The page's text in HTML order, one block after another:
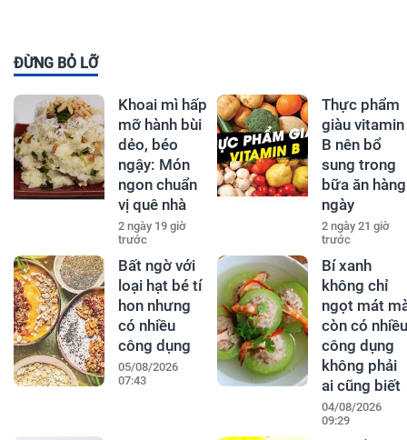
ĐỪNG BỎ LỠ
Khoai mì hấp
mỡ hành bùi
dẻo, béo
ngậy: Món
ngon chuẩn
vị quê nhà
2 ngày 19 giờ
trước
Thực phẩm
giàu vitamin
B nên bổ
sung trong
bữa ăn hàng
ngày
2 ngày 21 giờ
trước
Bất ngờ với
loại hạt bé tí
hon nhưng
có nhiều
công dụng
05/08/2026
07:43
Bí xanh
không chỉ
ngọt mát
còn có nhiều
công dụng
không phải
ai cũng biết
04/08/2026
09:29